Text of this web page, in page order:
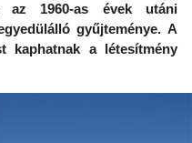
az 1960-as évek utáni
gyűjteménye. A
kaphatnak a létesítmény